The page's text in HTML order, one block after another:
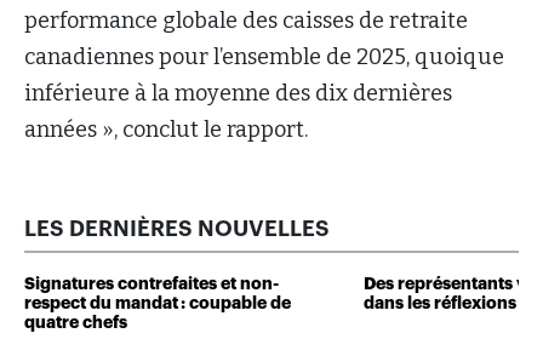
performance globale des caisses de retraite
canadiennes pour l’ensemble de 2025, quoique
inférieure à la moyenne des dix dernières
années », conclut le rapport.
LES DERNIÈRES NOUVELLES
Signatures contrefaites et non-
respect du mandat : coupable de
quatre chefs
Des représentants
dans les réflexions de